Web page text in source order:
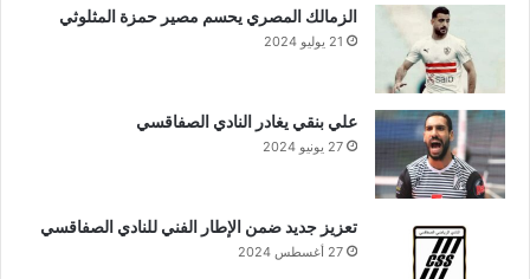
الزمالك المصري يحسم مصير حمزة المثلوثي
21 يوليو 2024
علي بنقي يغادر النادي الصفاقسي
27 يونيو 2024
تعزيز جديد ضمن الإطار الفني للنادي الصفاقسي
27 أغسطس 2024